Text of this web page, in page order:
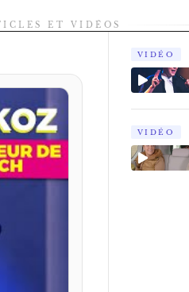
ET VIDÉOS
VIDÉO
VIDÉO